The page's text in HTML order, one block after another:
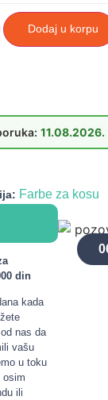
Dodaj u korpu
11.08.2026.
Farbe za kosu
din
kada
nas da
vašu
u toku
osim
ili